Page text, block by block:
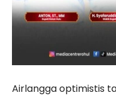
Airlangga optimistis